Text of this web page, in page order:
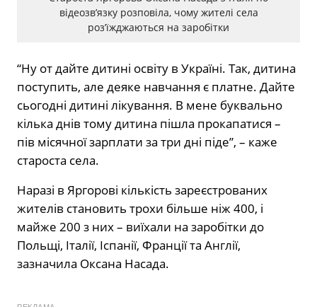
відеозв’язку розповіла, чому жителі села
роз’їжджаються на заробітки
“Ну от дайте дитині освіту в Україні. Так, дитина
поступить, але деяке навчання є платне. Дайте
сьогодні дитині лікування. В мене буквально
кілька днів тому дитина пішла прокапатися –
пів місячної зарплати за три дні піде”, – каже
староста села.
Наразі в Яргорові кількість зареєстрованих
жителів становить трохи більше ніж 400, і
майже 200 з них – виїхали на заробітки до
Польщі, Італії, Іспанії, Франції та Англії,
зазначила Оксана Насада.